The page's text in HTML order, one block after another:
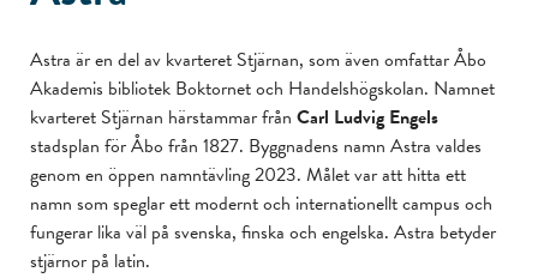
Astra är en del av kvarteret Stjärnan, som även omfattar Åbo
Akademis bibliotek Boktornet och Handelshögskolan. Namnet
kvarteret Stjärnan härstammar från Carl Ludvig Engels
stadsplan för Åbo från 1827. Byggnadens namn Astra valdes
genom en öppen namntävling 2023. Målet var att hitta ett
namn som speglar ett modernt och internationellt campus och
fungerar lika väl på svenska, finska och engelska. Astra betyder
stjärnor på latin.